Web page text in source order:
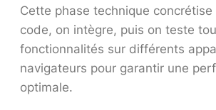
Cette phase technique concrétise
code, on intègre, puis on teste
fonctionnalités sur différents
navigateurs pour garantir une
optimale.